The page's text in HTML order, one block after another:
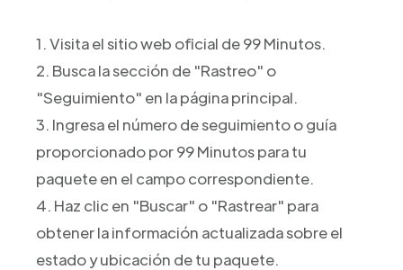
1. Visita el sitio web oficial de 99 Minutos.
2. Busca la sección de "Rastreo" o
"Seguimiento" en la página principal.
3. Ingresa el número de seguimiento o guía
proporcionado por 99 Minutos para tu
paquete en el campo correspondiente.
4. Haz clic en "Buscar" o "Rastrear" para
obtener la información actualizada sobre el
estado y ubicación de tu paquete.